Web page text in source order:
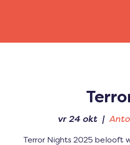
vr 24 okt
  |
Terror Nights 2025 belooft